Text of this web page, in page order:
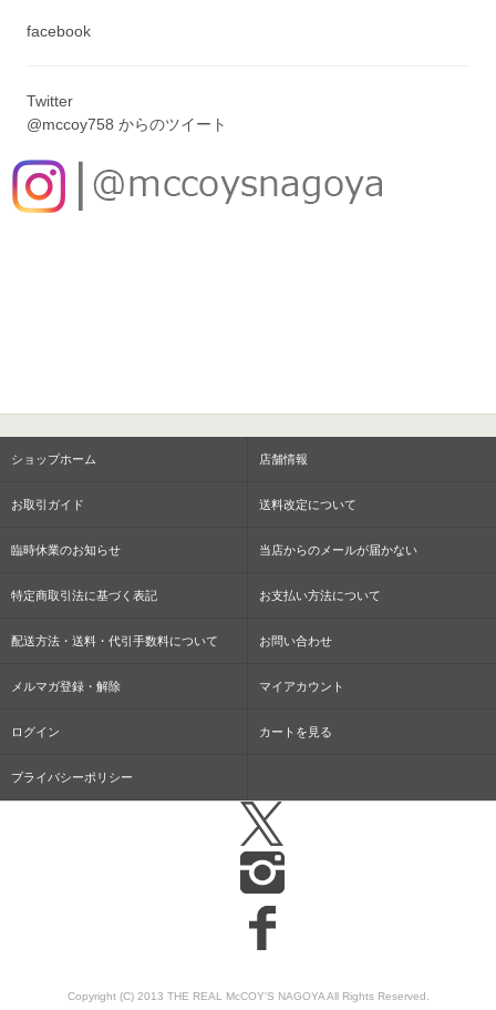
facebook
Twitter
@mccoy758 からのツイート
ショップホーム 店舗情報
お取引ガイド 送料改定について
臨時休業のお知らせ 当店からのメールが届かない
特定商取引法に基づく表記 お支払い方法について
配送方法・送料・代引手数料について お問い合わせ
メルマガ登録・解除 マイアカウント
ログイン カートを見る
プライバシーポリシー
Copyright (C) 2013 THE REAL McCOY'S NAGOYA All Rights Reserved.